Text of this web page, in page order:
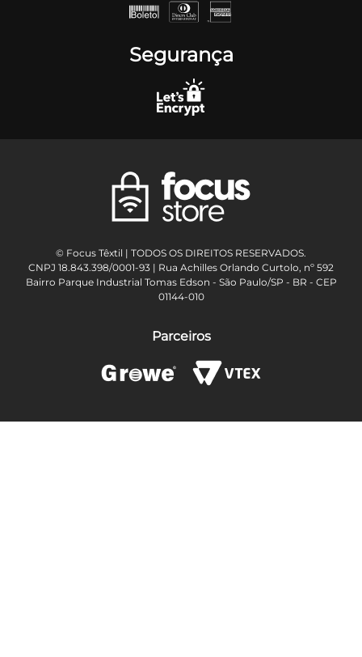
Segurança
© Focus Têxtil | TODOS OS DIREITOS RESERVADOS.
CNPJ 18.843.398/0001-93 | Rua Achilles Orlando Curtolo, nº 592
Bairro Parque Industrial Tomas Edson - São Paulo/SP - BR - CEP
01144-010
Parceiros